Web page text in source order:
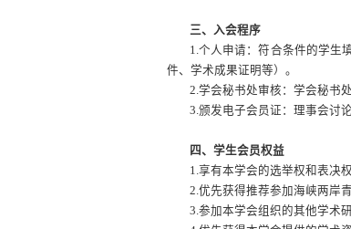
三、入会程序
1. 个人申请：符合条件的学生
件、学术成果证明等）。
2. 学会秘书处审核：学会秘书
3. 颁发电子会员证：理事会讨
四、学生会员权益
1. 享有本学会的选举权和表决权
2. 优先获得推荐参加海峡两岸
3. 参加本学会组织的其他学术